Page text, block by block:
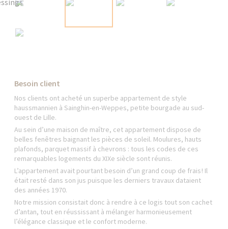
Besoin client
Nos clients ont acheté un superbe appartement de style
haussmannien à Sainghin-en-Weppes, petite bourgade au sud-
ouest de Lille.
Au sein d’une maison de maître, cet appartement dispose de
belles fenêtres baignant les pièces de soleil. Moulures, hauts
plafonds, parquet massif à chevrons : tous les codes de ces
remarquables logements du XIXe siècle sont réunis.
L’appartement avait pourtant besoin d’un grand coup de frais ! Il
était resté dans son jus puisque les derniers travaux dataient
des années 1970.
Notre mission consistait donc à rendre à ce logis tout son cachet
d’antan, tout en réussissant à mélanger harmonieusement
l’élégance classique et le confort moderne.